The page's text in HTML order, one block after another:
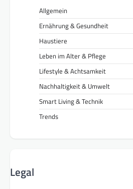
Allgemein
Ernährung & Gesundheit
Haustiere
Leben im Alter & Pflege
Lifestyle & Achtsamkeit
Nachhaltigkeit & Umwelt
Smart Living & Technik
Trends
Legal